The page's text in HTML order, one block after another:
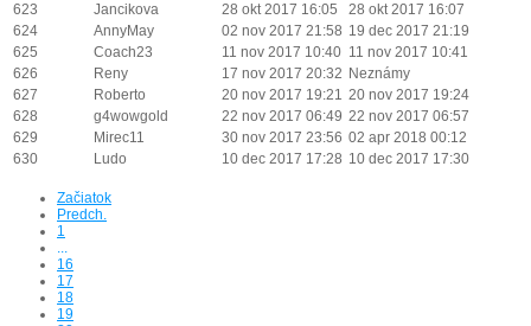
623
Jancikova 28 okt 2017 16:05
28 okt 2017 16:07
624
AnnyMay 02 nov 2017 21:58 19 dec 2017 21:19
625
Coach23 11 nov 2017 10:40 11 nov 2017 10:41
626
Reny 17 nov 2017 20:32 Neznámy
627
Roberto 20 nov 2017 19:21 20 nov 2017 19:24
628
g4wowgold 22 nov 2017 06:49 22 nov 2017 06:57
629
Mirec11 30 nov 2017 23:56 02 apr 2018 00:12
630
Ludo 10 dec 2017 17:28 10 dec 2017 17:30
Začiatok
Predch.
1
...
16
17
18
19